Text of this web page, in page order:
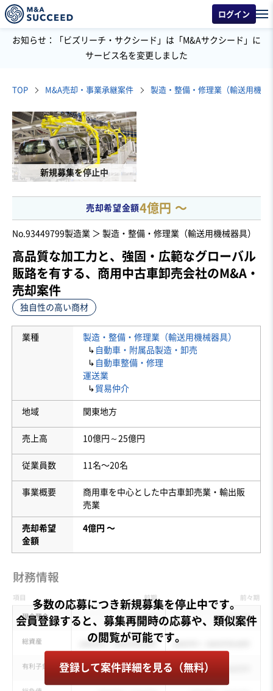
ログイン
お知らせ：「ビズリーチ・サクシード」は「M&Aサクシード」に
サービス名を変更しました
TOP M&A売却・事業承継案件 製造・整備・修理業（輸送用機械
新規募集を停止中
売却希望金額4億円 〜
No.93449799製造業 ＞ 製造・整備・修理業（輸送用機械器具）
高品質な加工力と、強固・広範なグローバル
販路を有する、商用中古車卸売会社のM&A・
売却案件
独自性の高い商材
業種
製造・整備・修理業（輸送用機械器具）
↳ 自動車・附属品製造・卸売
↳ 自動車整備・修理
運送業
↳ 貿易仲介
地域 関東地方
売上高 10億円～25億円
従業員数 11名〜20名
事業概要
商用車を中心とした中古車卸売業・輸出販
売業
売却希望
金額
4億円 〜
多数の応募につき新規募集を停止中です。
会員登録すると、募集再開時の応募や、類似案件
登録して案件詳細を見る（無料）